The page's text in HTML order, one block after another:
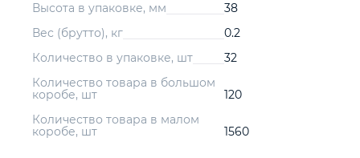
Высота в упаковке, мм
38
Вес (брутто), кг
0.2
Количество в упаковке, шт
32
Количество товара в большом
коробе, шт
120
Количество товара в малом
коробе, шт
1560